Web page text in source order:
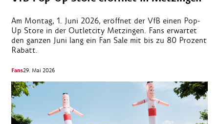
Am Montag, 1. Juni 2026, eröffnet der VfB einen Pop-
Up Store in der Outletcity Metzingen. Fans erwartet
den ganzen Juni lang ein Fan Sale mit bis zu 80 Prozent
Rabatt.
Fans29. Mai 2026